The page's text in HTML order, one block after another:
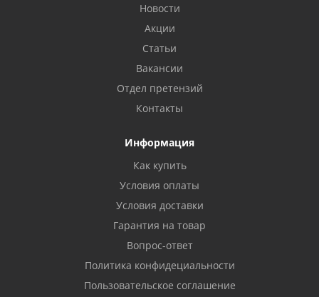
Новости
Акции
Статьи
Вакансии
Отдел претензий
Контакты
Информация
Как купить
Условия оплаты
Условия доставки
Гарантия на товар
Вопрос-ответ
Политика конфидециальности
Пользовательское соглашение